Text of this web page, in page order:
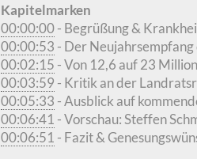
Kapitelmarken
00:00:00- Begrüßung &
00:00:53 - Der Neujahrsempfang
00:02:15 - Von 12,6 auf 23
00:03:59 - Kritik an der
00:05:33 - Ausblick auf
00:06:41 - Vorschau: Steffen
00:06:51 - Fazit &